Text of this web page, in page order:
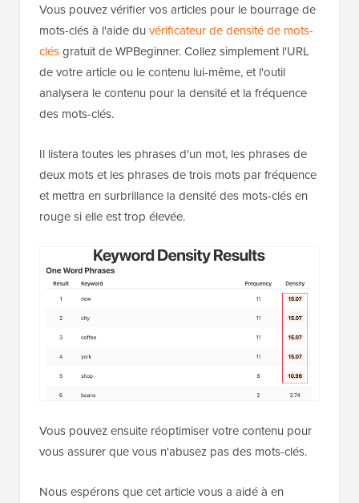
Vous pouvez vérifier vos articles pour le bourrage de
mots-clés à l'aide du vérificateur de densité de mots-
clésgratuit de WPBeginner. Collez simplement l'URL
de votre article ou le contenu lui-même, et l'outil
analysera le contenu pour la densité et la fréquence
des mots-clés.
Il listera toutes les phrases d'un mot, les phrases de
deux mots et les phrases de trois mots par fréquence
et mettra en surbrillance la densité des mots-clés en
rouge si elle est trop élevée.
Vous pouvez ensuite réoptimiser votre contenu pour
vous assurer que vous n'abusez pas des mots-clés.
Nous espérons que cet article vous a aidé à en